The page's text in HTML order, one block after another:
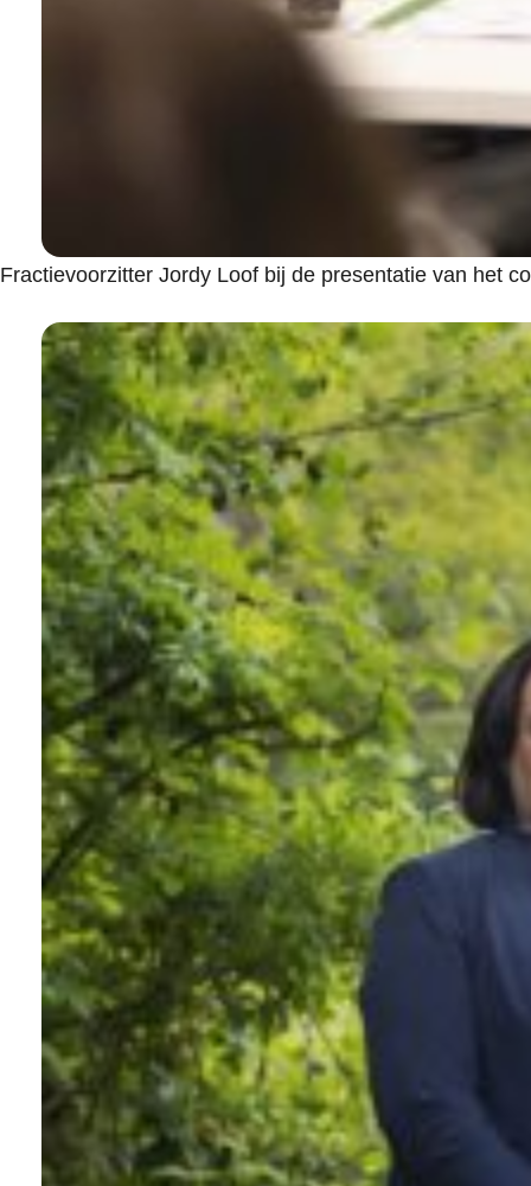
Fractievoorzitter Jordy Loof bij de presentatie van het